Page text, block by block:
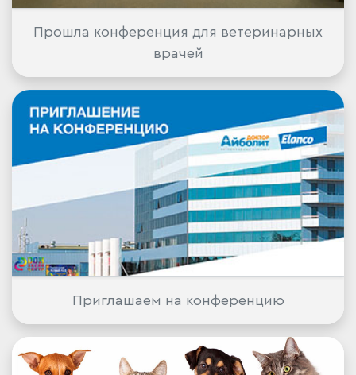
Прошла конференция для ветеринарных
врачей
Приглашаем на конференцию